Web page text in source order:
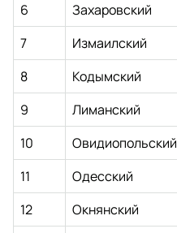
6
Захаровский
7
Измаилский
8
Кодымский
9
Лиманский
10
Овидиопольский
11
Одесский
12
Окнянский